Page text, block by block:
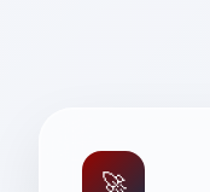
🚀